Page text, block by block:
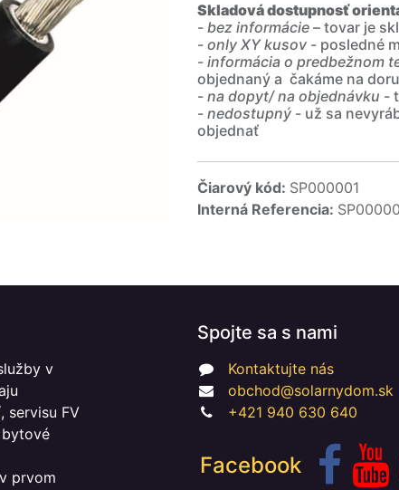
Skladová dostupnosť
- bez informácie – tovar je
- only XY kusov - posledné
- informácia o predbežnom
objednaný a čakáme na
- na dopyt/ na objednávku -
- nedostupný - už sa
objednať
Čiarový kód: SP000001
Interná Referencia:
v
servisu FV
bytové
prvom
Spojte sa s nami
Kontaktujte nás
obchod@solarnydom.sk
+421 940 630 640
Facebook